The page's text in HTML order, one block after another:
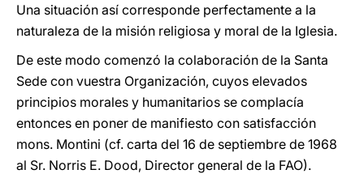
Una situación así corresponde perfectamente a la
naturaleza de la misión religiosa y moral de la Iglesia.
De este modo comenzó la colaboración de la Santa
Sede con vuestra Organización, cuyos elevados
principios morales y humanitarios se complacía
entonces en poner de manifiesto con satisfacción
mons. Montini (cf. carta del 16 de septiembre de 1968
al Sr. Norris E. Dood, Director general de la FAO).